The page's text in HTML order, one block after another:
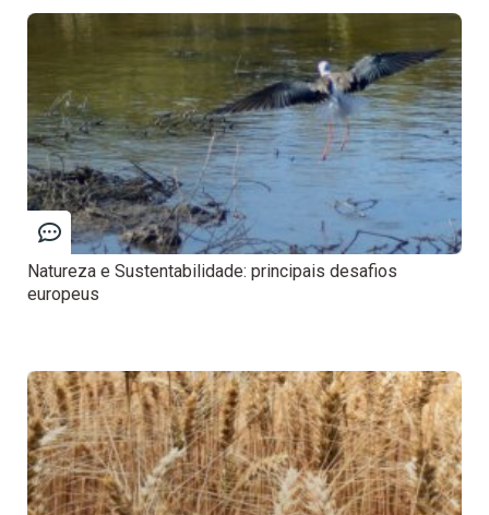
Natureza e Sustentabilidade: principais desafios
europeus